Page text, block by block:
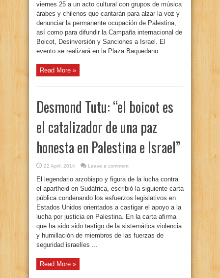
viernes 25 a un acto cultural con grupos de música
árabes y chilenos que cantarán para alzar la voz y
denunciar la permanente ocupación de Palestina,
así como para difundir la Campaña internacional de
Boicot, Desinversión y Sanciones a Israel. El
evento se realizará en la Plaza Baquedano ...
Read More »
Desmond Tutu: “el boicot es
el catalizador de una paz
honesta en Palestina e Israel”
22 April, 2014 Leave a comment
El legendario arzobispo y figura de la lucha contra
el apartheid en Sudáfrica, escribió la siguiente carta
pública condenando los esfuerzos legislativos en
Estados Unidos orientados a castigar el apoyo a la
lucha por justicia en Palestina. En la carta afirma
que ha sido sido testigo de la sistemática violencia
y humillación de miembros de las fuerzas de
seguridad israelíes ...
Read More »